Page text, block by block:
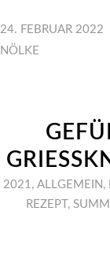
24. FEBRUAR 2022
NÖLKE
2021, ALLGEMEIN ,
REZEPT ,